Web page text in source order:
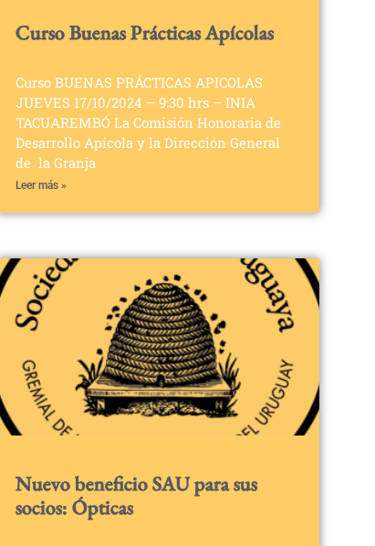
Curso Buenas Prácticas Apícolas
Curso BUENAS PRÁCTICAS APICOLAS
JUEVES 17/10/2024 – 9:30 hrs – INIA
TACUAREMBÓ La Comisión Honoraria de
Desarrollo Apícola y la Dirección General
de la Granja
Leer más »
Nuevo beneficio SAU para sus
socios: Ópticas